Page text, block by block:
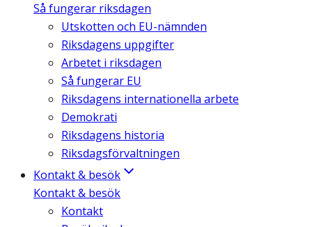
Så fungerar riksdagen
Utskotten och EU-nämnden
Riksdagens uppgifter
Arbetet i riksdagen
Så fungerar EU
Riksdagens internationella arbete
Demokrati
Riksdagens historia
Riksdagsförvaltningen
Kontakt & besök
Kontakt & besök
Kontakt